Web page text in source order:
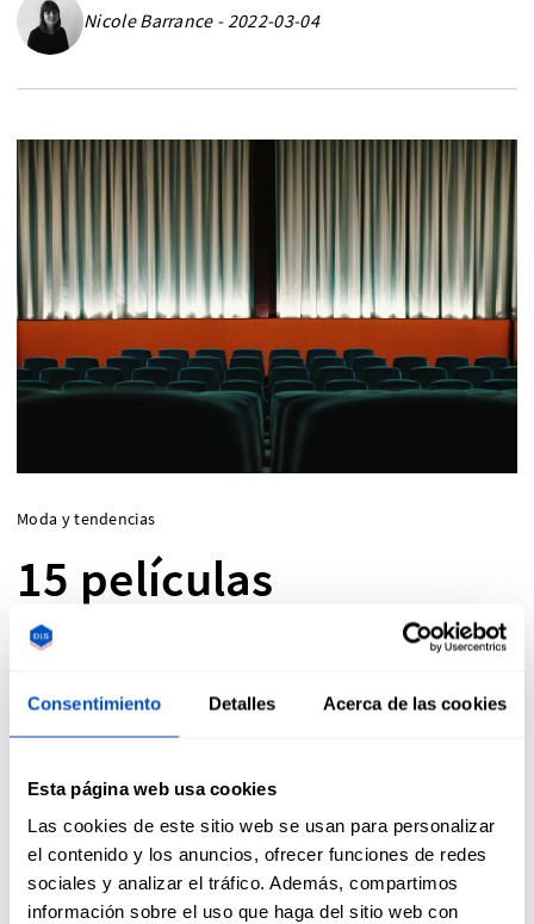
Consentimiento Detalles Acerca de las cookies
Esta página web usa cookies
Las cookies de este sitio web se usan para personalizar
el contenido y los anuncios, ofrecer funciones de redes
sociales y analizar el tráfico. Además, compartimos
información sobre el uso que haga del sitio web con
Nicole Barrance - 2022-03-04
Moda y tendencias
15 películas
imprescindibles
relacionadas con el
mundo de la moda
¿Buscas una película de una diseñador ficticio,
una modelo o vestimenta innovadora? Hemos